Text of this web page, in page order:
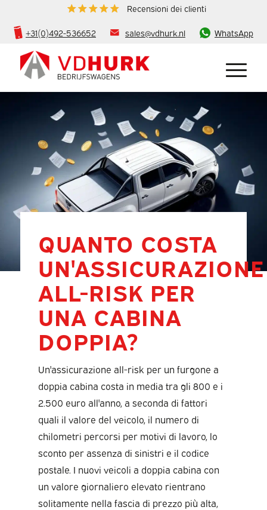
Recensioni dei clienti
+31(0)492-536652 sales@vdhurk.nl WhatsApp
QUANTO COSTA
UN'ASSICURAZIONE
ALL-RISK PER
UNA CABINA
DOPPIA?
Un'assicurazione all-risk per un furgone a
doppia cabina costa in media tra gli 800 e i
2.500 euro all'anno, a seconda di fattori
quali il valore del veicolo, il numero di
chilometri percorsi per motivi di lavoro, lo
sconto per assenza di sinistri e il codice
postale. I nuovi veicoli a doppia cabina con
un valore giornaliero elevato rientrano
solitamente nella fascia di prezzo più alta,